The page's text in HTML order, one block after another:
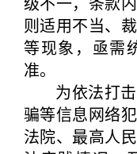
则适用不当、
等现象，亟需
准。
为依法打击
骗等信息网络
法院、最高人